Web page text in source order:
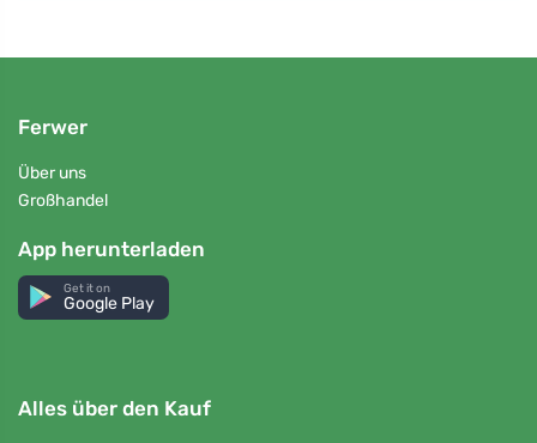
Ferwer
Über uns
Großhandel
App herunterladen
Get it on
Google Play
Alles über den Kauf